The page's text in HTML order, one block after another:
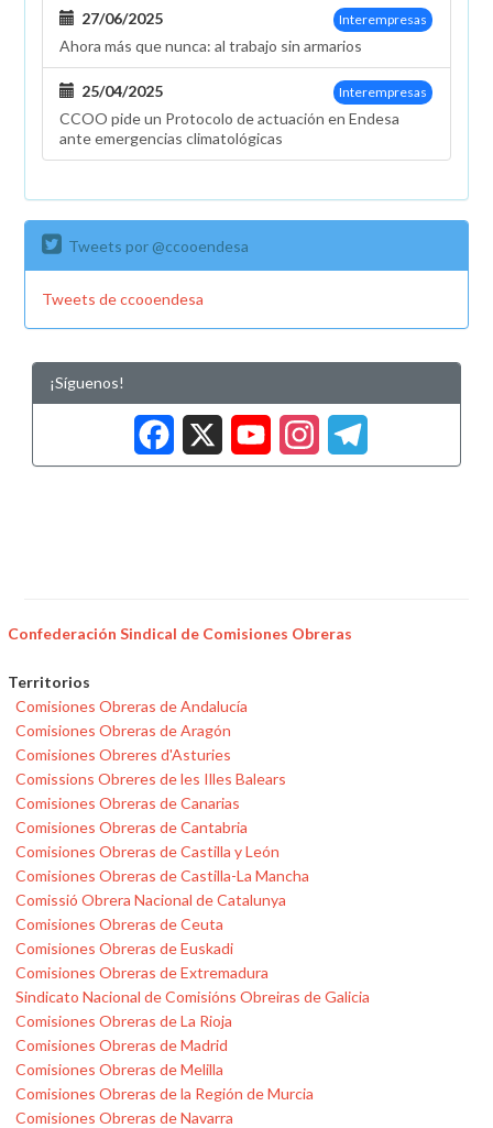
Interempresas
27/06/2025
Ahora más que nunca: al trabajo sin armarios
Interempresas
25/04/2025
CCOO pide un Protocolo de actuación en Endesa
ante emergencias climatológicas
Tweets por @ccooendesa
Tweets de ccooendesa
¡Síguenos!
Facebook
X
Confederación Sindical de Comisiones Obreras
Territorios
Comisiones Obreras de Andalucía
Comisiones Obreras de Aragón
Comisiones Obreres d'Asturies
Comissions Obreres de les Illes Balears
Comisiones Obreras de Canarias
Comisiones Obreras de Cantabria
Comisiones Obreras de Castilla y León
Comisiones Obreras de Castilla-La Mancha
Comissió Obrera Nacional de Catalunya
Comisiones Obreras de Ceuta
Comisiones Obreras de Euskadi
Comisiones Obreras de Extremadura
Sindicato Nacional de Comisións Obreiras de Galicia
Comisiones Obreras de La Rioja
Comisiones Obreras de Madrid
Comisiones Obreras de Melilla
Comisiones Obreras de la Región de Murcia
Comisiones Obreras de Navarra